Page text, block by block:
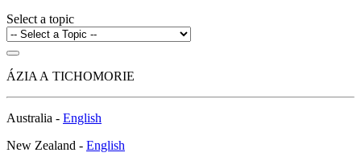
Select a topic
ÁZIA A TICHOMORIE
Australia - English
New Zealand - English